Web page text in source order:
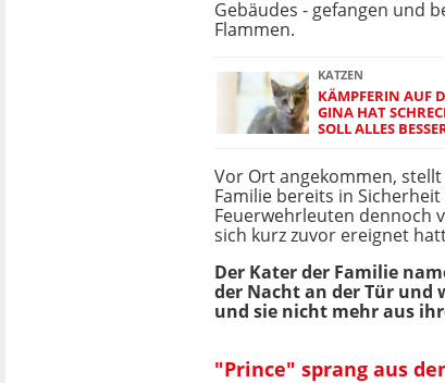
Gebäudes - gefangen und
Flammen.
KATZEN
KÄMPFERIN AUF
GINA HAT
SOLL ALLES
Vor Ort angekommen,
Familie bereits in
Feuerwehrleuten dennoch
sich kurz zuvor ereignet
Der Kater der Familie
der Nacht an der Tür und
und sie nicht mehr aus
"Prince" sprang aus